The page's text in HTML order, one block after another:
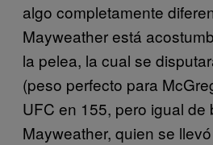
algo completamente
Mayweather está
la pelea, la cual se
(peso perfecto para
UFC en 155, pero igual de
Mayweather, quien se